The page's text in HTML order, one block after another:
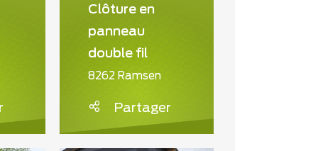
Clôture en
panneau
double fil
8262 Ramsen
Partager